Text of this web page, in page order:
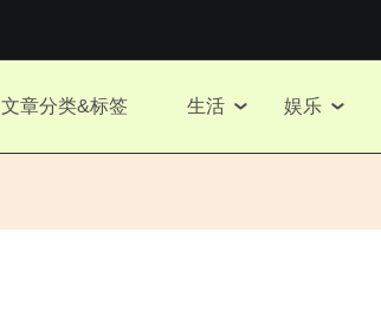
文章分类&标签 生活 娱乐